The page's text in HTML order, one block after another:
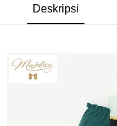
Deskripsi